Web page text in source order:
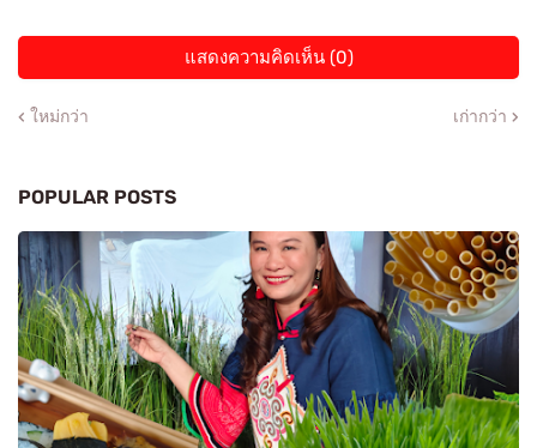
แสดงความคิดเห็น (0)
ใหม่กว่า เก่ากว่า
POPULAR POSTS